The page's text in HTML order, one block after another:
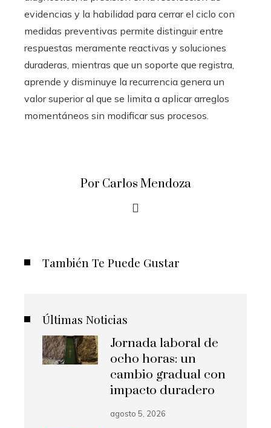
evidencias y la habilidad para cerrar el ciclo con
medidas preventivas permite distinguir entre
respuestas meramente reactivas y soluciones
duraderas, mientras que un soporte que registra,
aprende y disminuye la recurrencia genera un
valor superior al que se limita a aplicar arreglos
momentáneos sin modificar sus procesos.
Por Carlos Mendoza
También Te Puede Gustar
Últimas Noticias
Jornada laboral de
ocho horas: un
cambio gradual con
impacto duradero
agosto 5, 2026